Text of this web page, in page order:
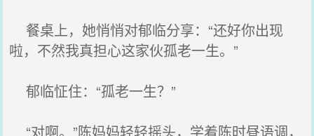
餐桌上，她悄悄对郁临分享：“还好你出现
啦，不然我真担心这家伙孤老一生。”
郁临怔住：“孤老一生？”
“对啊。”陈妈妈轻轻摇头，学着陈时昼语调，